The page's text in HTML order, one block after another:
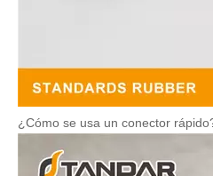
¿Cómo se usa un conector